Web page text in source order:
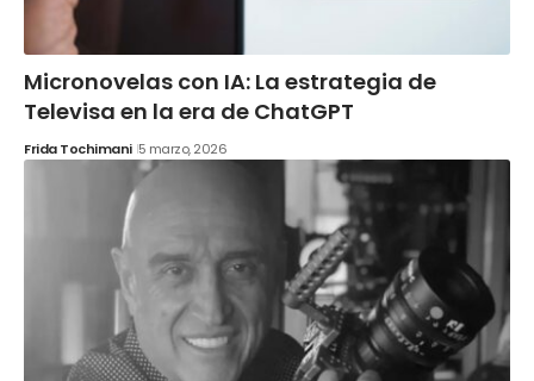
Micronovelas con IA: La estrategia de
Televisa en la era de ChatGPT
Frida Tochimani 5 marzo, 2026